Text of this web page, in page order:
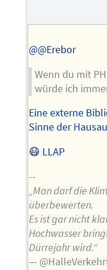
@@Erebor
Wenn du mit
würde ich
Eine externe
Sinne der
😷 LLAP
--
„Man darf die
überbewerten.
Es ist gar nicht
Hochwasser
Dürrejahr wird.“
—